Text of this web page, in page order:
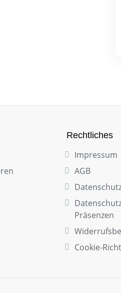
Rechtliches
Impressum
AGB
Präsenzen
Cookie-